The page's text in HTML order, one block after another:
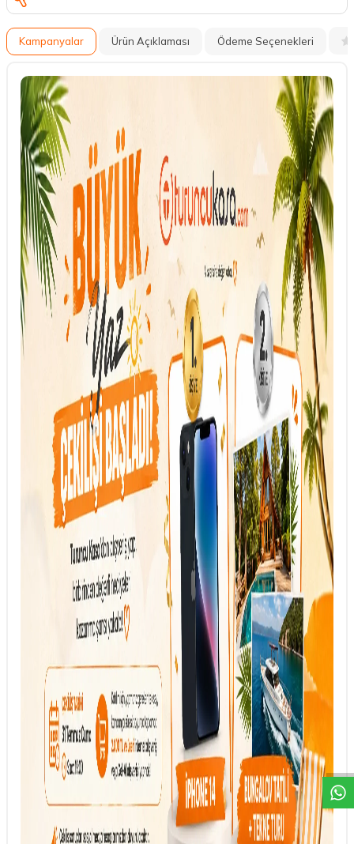
Kampanyalar Ürün Açıklaması Ödeme Seçenekleri